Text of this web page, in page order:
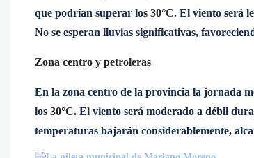
que podrían superar los 30°C. El viento será
No se esperan lluvias significativas,
Zona centro y petroleras
En la zona centro de la provincia la jornada
los 30°C. El viento será moderado a débil
temperaturas bajarán considerablemente,